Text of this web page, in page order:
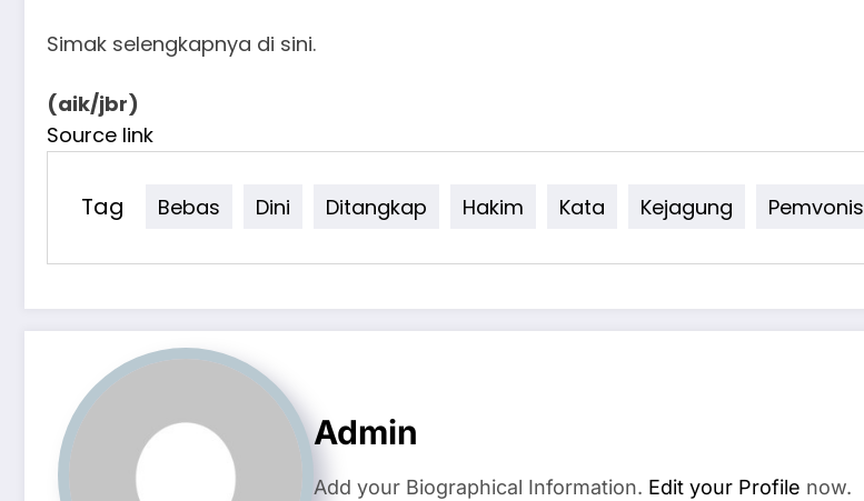
Simak selengkapnya di sini.
(aik/jbr)
Source link
Tag Bebas Dini Ditangkap Hakim Kata Kejagung Pemvonis
Admin
Add your Biographical Information. Edit your Profile now.